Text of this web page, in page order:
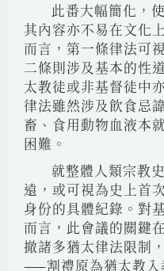
此番大幅簡化，
其內容亦不易在文化
而言，第一條律法可
二條則涉及基本的性
太教徒或非基督徒中
律法雖然涉及飲食忌
畜、食用動物血液本
困難。
就整體人類宗教
遠，或可視為史上首
身份的具體紀錄。對
而言，此會議的關鍵
撤諸多猶太律法限制
——割禮原為猶太教入